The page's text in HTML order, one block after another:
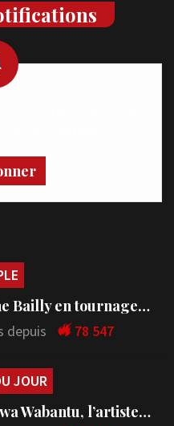
Bailly en tournage…
depuis 78 547
JOUR
Wabantu, l’artiste…